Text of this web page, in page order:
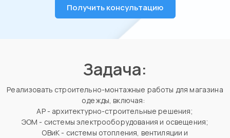
Получить консультацию
Задача:
Реализовать строительно-монтажные работы для магазина
одежды, включая:
АР - архитектурно-строительные решения;
ЭОМ - системы электрооборудования и освещения;
ОВиК - системы отопления, вентиляции и